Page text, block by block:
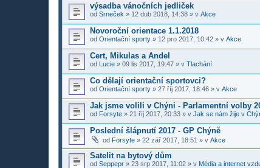
výsadba vánočních jedliček
od Srneček » 12 dub 2018, 14:38 » v Akce
Novoroční orientace 1.1.2018
od Orientační sporty » 12 pro 2017, 10:42 » v Akce
Cert, Mikulas a Andel
od Lucie » 09 lis 2017, 19:47 » v Tlachání
Co dělají orientační sportovci?
od Orientační sporty » 27 říj 2017, 18:46 » v Akce
Jak jsme volili v Chýni - Parlamentní volby
od Forsyte » 21 říj 2017, 20:33 » v Jak se nám žije v
Poslední šlápnutí 2017 - GP Chýně
od Forsyte » 22 zář 2017, 18:51 » v Akce
Satelit na bytový dům
od Seppepr » 23 srp 2017, 11:02 » v Média a internet